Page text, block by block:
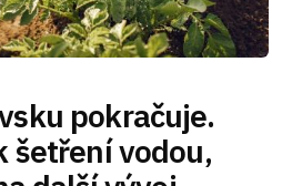
pokračuje.
šetření vodou,